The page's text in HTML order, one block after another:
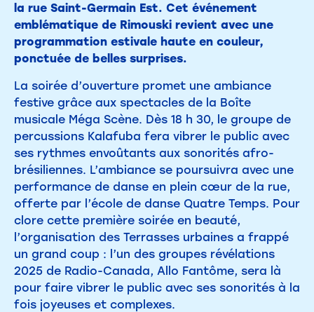
la rue Saint-Germain Est. Cet événement
emblématique de Rimouski revient avec une
programmation estivale haute en couleur,
ponctuée de belles surprises.
La soirée d’ouverture promet une ambiance
festive grâce aux spectacles de la Boîte
musicale Méga Scène. Dès 18 h 30, le groupe de
percussions Kalafuba fera vibrer le public avec
ses rythmes envoûtants aux sonorités afro-
brésiliennes. L’ambiance se poursuivra avec une
performance de danse en plein cœur de la rue,
offerte par l’école de danse Quatre Temps. Pour
clore cette première soirée en beauté,
l’organisation des Terrasses urbaines a frappé
un grand coup : l’un des groupes révélations
2025 de Radio-Canada, Allo Fantôme, sera là
pour faire vibrer le public avec ses sonorités à la
fois joyeuses et complexes.